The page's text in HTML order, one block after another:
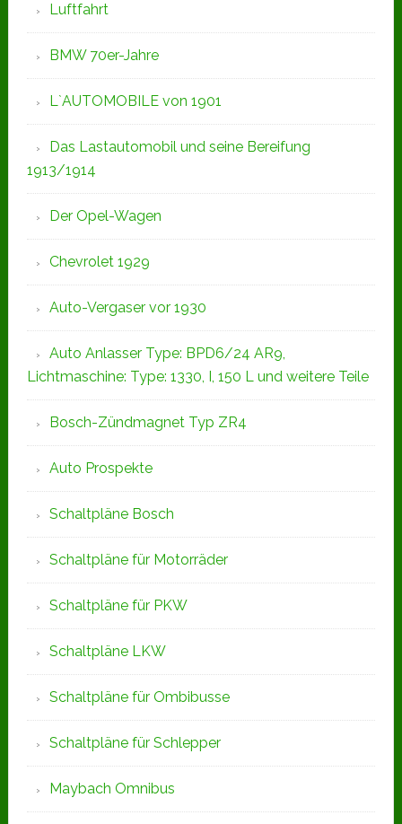
Luftfahrt
BMW 70er-Jahre
L`AUTOMOBILE von 1901
Das Lastautomobil und seine Bereifung
1913/1914
Der Opel-Wagen
Chevrolet 1929
Auto-Vergaser vor 1930
Auto Anlasser Type: BPD6/24 AR9,
Lichtmaschine: Type: 1330, I, 150 L und weitere Teile
Bosch-Zündmagnet Typ ZR4
Auto Prospekte
Schaltpläne Bosch
Schaltpläne für Motorräder
Schaltpläne für PKW
Schaltpläne LKW
Schaltpläne für Ombibusse
Schaltpläne für Schlepper
Maybach Omnibus